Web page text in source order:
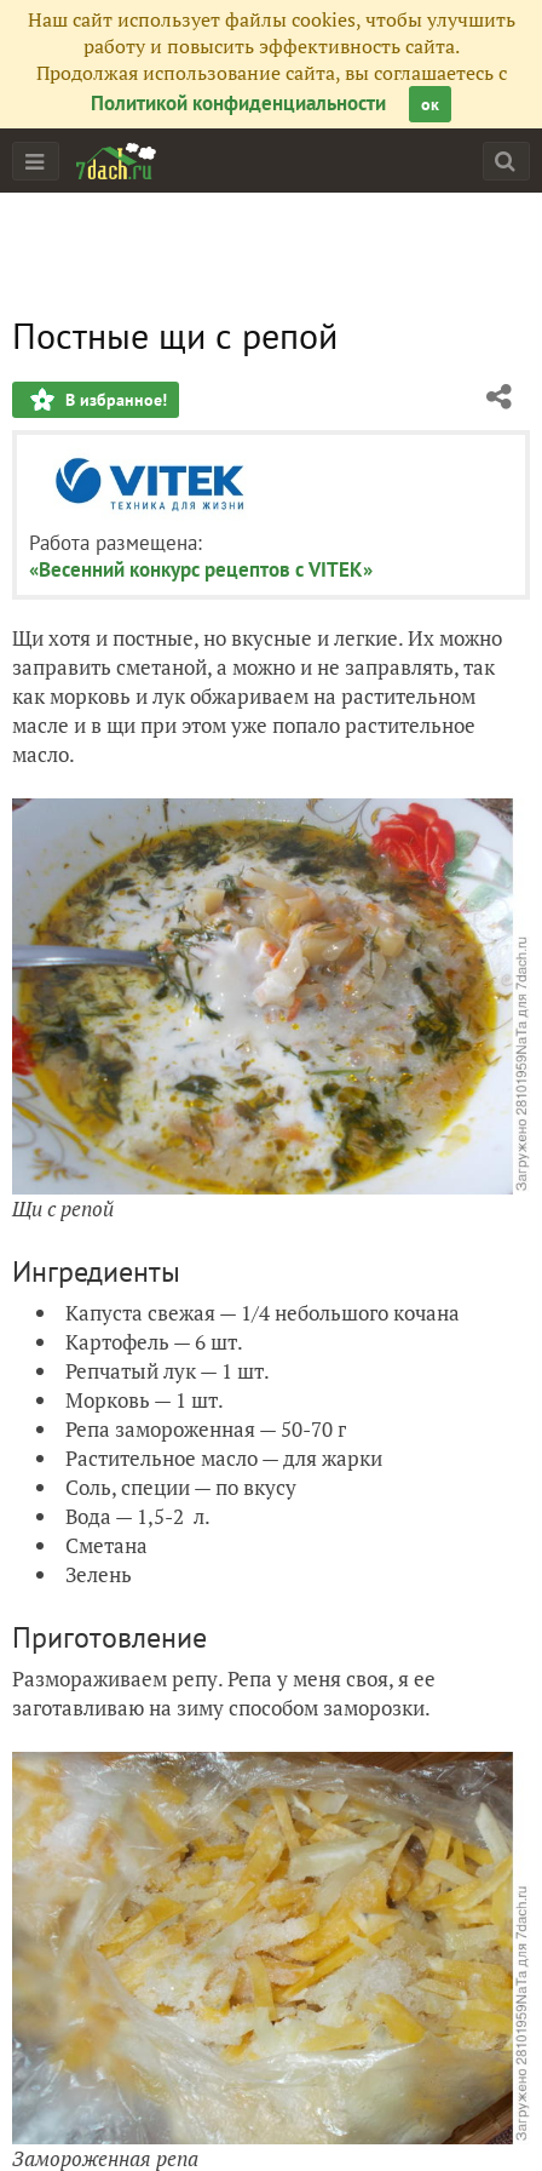
Наш сайт использует файлы cookies, чтобы улучшить
работу и повысить эффективность сайта.
Продолжая использование сайта, вы соглашаетесь с
Политикой конфиденциальности
ок
Постные щи с репой
В избранное!
Работа размещена:
«Весенний конкурс рецептов с VITEK»
Щи хотя и постные, но вкусные и легкие. Их можно
заправить сметаной, а можно и не заправлять, так
как морковь и лук обжариваем на растительном
масле и в щи при этом уже попало растительное
масло.
Щи с репой
Ингредиенты
Капуста свежая — 1/4 небольшого кочана
Картофель — 6 шт.
Репчатый лук — 1 шт.
Морковь — 1 шт.
Репа замороженная — 50-70 г
Растительное масло — для жарки
Соль, специи — по вкусу
Вода — 1,5-2 л.
Сметана
Зелень
Приготовление
Размораживаем репу. Репа у меня своя, я ее
заготавливаю на зиму способом заморозки.
Замороженная репа